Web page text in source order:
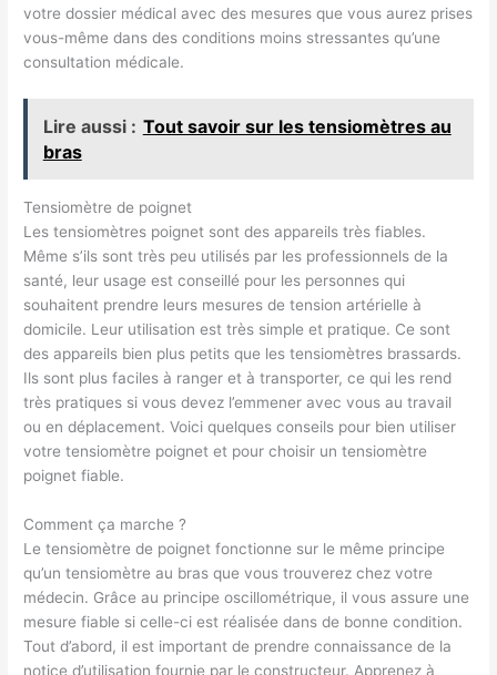
votre dossier médical avec des mesures que vous aurez prises
vous-même dans des conditions moins stressantes qu’une
consultation médicale.
Lire aussi : Tout savoir sur les tensiomètres au
bras
Tensiomètre de poignet
Les tensiomètres poignet sont des appareils très fiables.
Même s’ils sont très peu utilisés par les professionnels de la
santé, leur usage est conseillé pour les personnes qui
souhaitent prendre leurs mesures de tension artérielle à
domicile. Leur utilisation est très simple et pratique. Ce sont
des appareils bien plus petits que les tensiomètres brassards.
Ils sont plus faciles à ranger et à transporter, ce qui les rend
très pratiques si vous devez l’emmener avec vous au travail
ou en déplacement. Voici quelques conseils pour bien utiliser
votre tensiomètre poignet et pour choisir un tensiomètre
poignet fiable.
Comment ça marche ?
Le tensiomètre de poignet fonctionne sur le même principe
qu’un tensiomètre au bras que vous trouverez chez votre
médecin. Grâce au principe oscillométrique, il vous assure une
mesure fiable si celle-ci est réalisée dans de bonne condition.
Tout d’abord, il est important de prendre connaissance de la
notice d’utilisation fournie par le constructeur. Apprenez à